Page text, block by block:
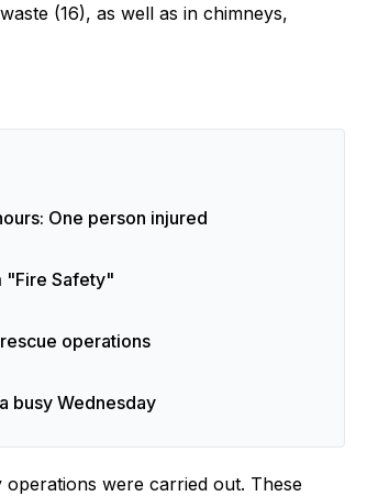
(16), as well as in chimneys,
One person injured
"Fire Safety"
operations
busy Wednesday
operations were carried out. These